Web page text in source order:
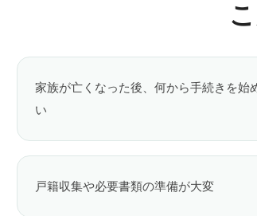
家族が亡くなった後、何から手続きを始
い
戸籍収集や必要書類の準備が大変